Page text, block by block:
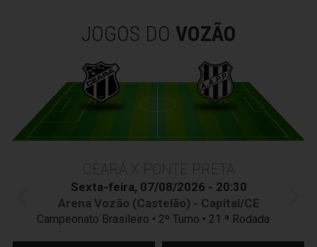
JOGOS DO VOZÃO
CEARÁ X PONTE PRETA
Sexta-feira, 07/08/2026 - 20:30
Arena Vozão (Castelão) - Capital/CE
Campeonato Brasileiro • 2º Turno • 21 ª Rodada